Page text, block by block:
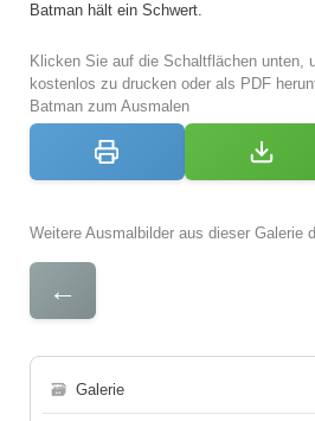
Batman hält ein Schwert.
Klicken Sie auf die Schaltflächen unten,
kostenlos zu drucken oder als PDF
Batman zum Ausmalen
Weitere Ausmalbilder aus dieser Galerie
←
🗃 Galerie